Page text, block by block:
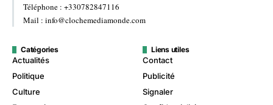
Téléphone : +330782847116
Mail : info@clochemediamonde.com
Catégories
Actualités
Politique
Culture
Liens utiles
Contact
Publicité
Signaler